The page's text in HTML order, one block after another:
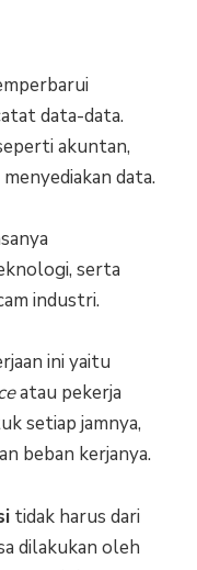
data-data.
akuntan,
data.
serta
industri.
ini yaitu
atau pekerja
setiap jamnya,
beban kerjanya.
tidak harus dari
dilakukan oleh